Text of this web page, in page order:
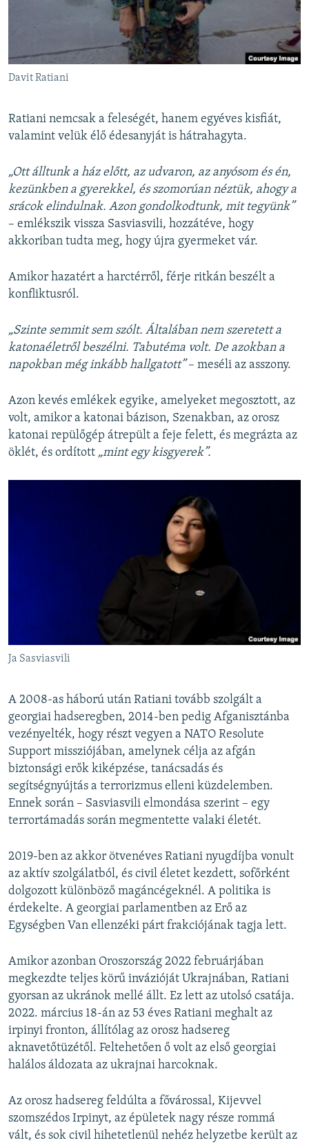
Davit Ratiani
Ratiani nemcsak a feleségét, hanem egyéves kisfiát,
valamint velük élő édesanyját is hátrahagyta.
„Ott álltunk a ház előtt, az udvaron, az anyósom és én,
kezünkben a gyerekkel, és szomorúan néztük, ahogy a
srácok elindulnak. Azon gondolkodtunk, mit tegyünk”
– emlékszik vissza Sasviasvili, hozzátéve, hogy
akkoriban tudta meg, hogy újra gyermeket vár.
Amikor hazatért a harctérről, férje ritkán beszélt a
konfliktusról.
„Szinte semmit sem szólt. Általában nem szeretett a
katonaéletről beszélni. Tabutéma volt. De azokban a
napokban még inkább hallgatott”– meséli az asszony.
Azon kevés emlékek egyike, amelyeket megosztott, az
volt, amikor a katonai bázison, Szenakban, az orosz
katonai repülőgép átrepült a feje felett, és megrázta az
öklét, és ordított „mint egy kisgyerek”.
Ja Sasviasvili
A 2008-as háború után Ratiani tovább szolgált a
georgiai hadseregben, 2014-ben pedig Afganisztánba
vezényelték, hogy részt vegyen a NATO Resolute
Support missziójában, amelynek célja az afgán
biztonsági erők kiképzése, tanácsadás és
segítségnyújtás a terrorizmus elleni küzdelemben.
Ennek során – Sasviasvili elmondása szerint – egy
terrortámadás során megmentette valaki életét.
2019-ben az akkor ötvenéves Ratiani nyugdíjba vonult
az aktív szolgálatból, és civil életet kezdett, sofőrként
dolgozott különböző magáncégeknél. A politika is
érdekelte. A georgiai parlamentben az Erő az
Egységben Van ellenzéki párt frakciójának tagja lett.
Amikor azonban Oroszország 2022 februárjában
megkezdte teljes körű invázióját Ukrajnában, Ratiani
gyorsan az ukránok mellé állt. Ez lett az utolsó csatája.
2022. március 18-án az 53 éves Ratiani meghalt az
irpinyi fronton, állítólag az orosz hadsereg
aknavetőtüzétől. Feltehetően ő volt az első georgiai
halálos áldozata az ukrajnai harcoknak.
Az orosz hadsereg feldúlta a fővárossal, Kijevvel
szomszédos Irpinyt, az épületek nagy része rommá
vált, és sok civil hihetetlenül nehéz helyzetbe került az